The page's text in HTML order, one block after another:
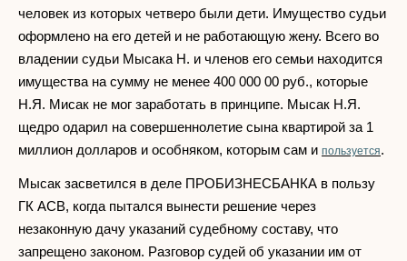
человек из которых четверо были дети. Имущество судьи
оформлено на его детей и не работающую жену. Всего во
владении судьи Мысака Н. и членов его семьи находится
имущества на сумму не менее 400 000 00 руб., которые
Н.Я. Мисак не мог заработать в принципе. Мысак Н.Я.
щедро одарил на совершеннолетие сына квартирой за 1
миллион долларов и особняком, которым сам и пользуется.
Мысак засветился в деле ПРОБИЗНЕСБАНКА в пользу
ГК АСВ, когда пытался вынести решение через
незаконную дачу указаний судебному составу, что
запрещено законом. Разговор судей об указании им от